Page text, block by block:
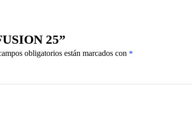
25”
obligatorios están marcados con *